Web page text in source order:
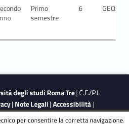
Primo
semestre
6 GEO/03
degli studi Roma Tre| C.F./P.I.
|Note Legali |Accessibilità|
| Dichiarazione di accessibilità
per consentire la corretta navigazione.